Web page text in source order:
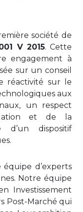
société de
V 2015. Cette
engagement à
sur un conseil
réactivité sur le
aux
un respect
et de la
dispositif
d’experts
Notre équipe
Investissement
Post-Marché qui